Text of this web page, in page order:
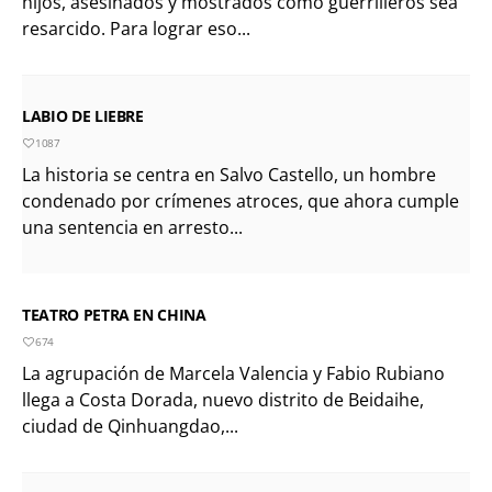
resarcido. Para lograr eso...
LABIO DE LIEBRE
1087
La historia se centra en Salvo Castello, un hombre
condenado por crímenes atroces, que ahora cumple
una sentencia en arresto...
TEATRO PETRA EN CHINA
674
La agrupación de Marcela Valencia y Fabio Rubiano
llega a Costa Dorada, nuevo distrito de Beidaihe,
ciudad de Qinhuangdao,...